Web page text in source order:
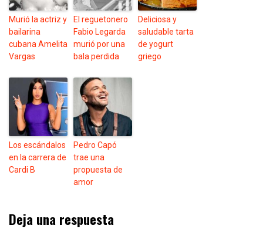
Murió la actriz y
bailarina
cubana Amelita
Vargas
El reguetonero
Fabio Legarda
murió por una
bala perdida
Deliciosa y
saludable tarta
de yogurt
griego
Los escándalos
en la carrera de
Cardi B
Pedro Capó
trae una
propuesta de
amor
Deja una respuesta